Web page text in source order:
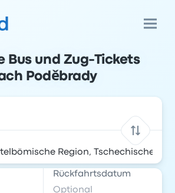
Bus und Zug-Tickets
Poděbrady
Rückfahrtsdatum